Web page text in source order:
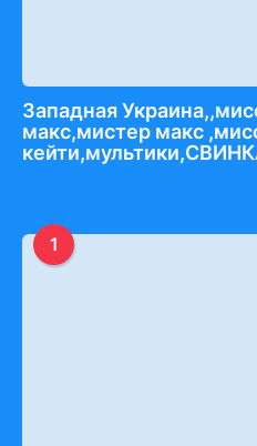
Западная
макс,мистер макс
1